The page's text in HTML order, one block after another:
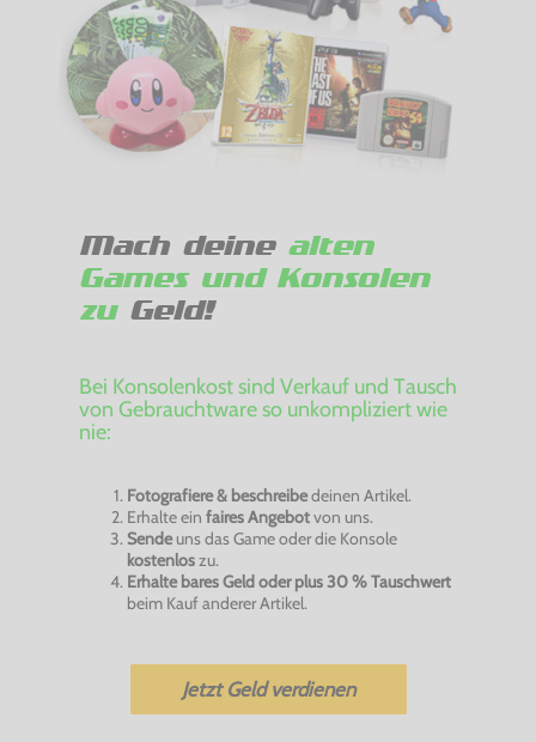
Mach deine alten
Games und Konsolen
zuGeld!
Bei Konsolenkost sind Verkauf und Tausch
von Gebrauchtware so unkompliziert wie
nie:
Fotografiere & beschreibedeinen Artikel.
Erhalte ein faires Angebotvon uns.
Sendeuns das Game oder die Konsole
kostenloszu.
Erhalte bares Geld oder plus 30 % Tauschwert
beim Kauf anderer Artikel.
Jetzt Geld verdienen